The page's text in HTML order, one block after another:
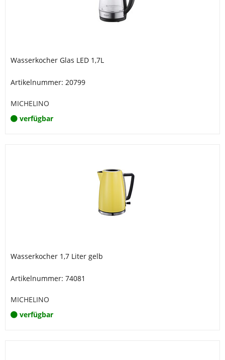
Wasserkocher Glas LED 1,7L
Artikelnummer: 20799
MICHELINO
verfügbar
Wasserkocher 1,7 Liter gelb
Artikelnummer: 74081
MICHELINO
verfügbar